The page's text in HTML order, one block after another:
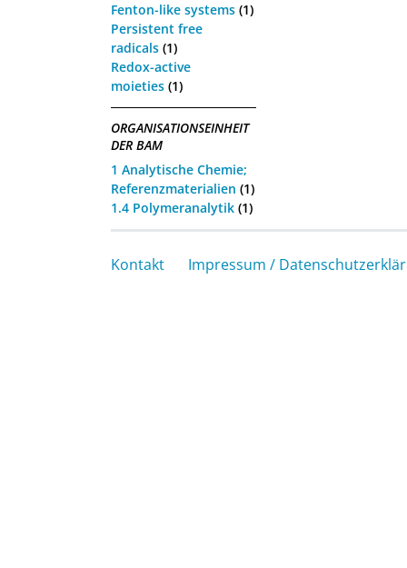
Fenton-like systems (1)
Persistent free
radicals (1)
Redox-active
moieties (1)
ORGANISATIONSEINHEIT
DER BAM
1 Analytische Chemie;
Referenzmaterialien (1)
1.4 Polymeranalytik (1)
Kontakt Impressum /